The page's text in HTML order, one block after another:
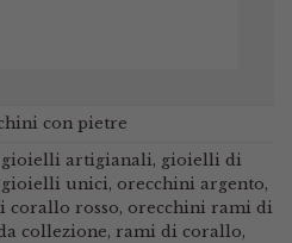
con pietre
gioielli artigianali , gioielli di
gioielli unici , orecchini argento,
corallo rosso, orecchini rami di
collezione, rami di corallo,